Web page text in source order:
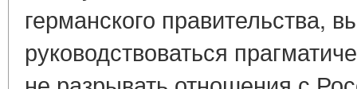
германского правительства,
руководствоваться